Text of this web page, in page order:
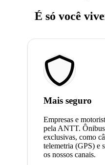
É só você
Mais seguro
Empresas e
pela ANTT.
exclusivas, como
telemetria (GPS) e
os nossos canais.